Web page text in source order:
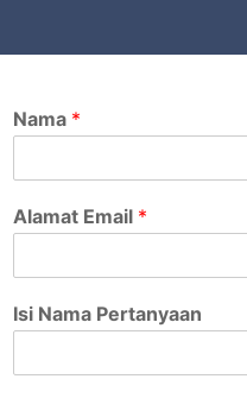
Nama *
Alamat Email *
Isi Nama Pertanyaan